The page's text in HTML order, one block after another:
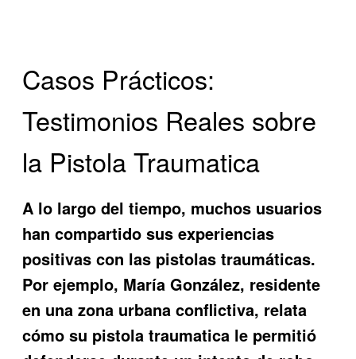
Casos Prácticos:
Testimonios Reales sobre
la Pistola Traumatica
A lo largo del tiempo, muchos usuarios
han compartido sus experiencias
positivas con las pistolas traumáticas.
Por ejemplo, María González, residente
en una zona urbana conflictiva, relata
cómo su pistola traumatica le permitió